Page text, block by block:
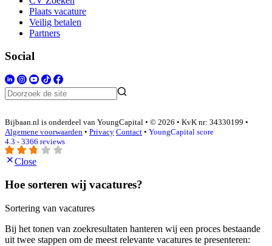
Plaats vacature
Veilig betalen
Partners
Social
Bijbaan.nl is onderdeel van YoungCapital • © 2026 • KvK nr: 34330199 •
Algemene voorwaarden • Privacy Contact • YoungCapital score
4.3 - 3366 reviews
Close
Hoe sorteren wij vacatures?
Sortering van vacatures
Bij het tonen van zoekresultaten hanteren wij een proces bestaande
uit twee stappen om de meest relevante vacatures te presenteren: